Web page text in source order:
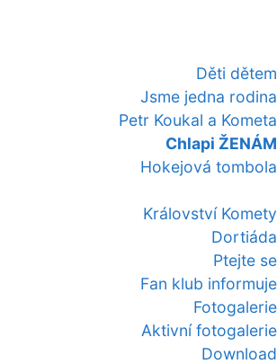
Děti dětem
Jsme jedna rodina
Petr Koukal a Kometa
Chlapi ŽENÁM
Hokejová tombola
Království Komety
Dortiáda
Ptejte se
Fan klub informuje
Fotogalerie
Aktivní fotogalerie
Download